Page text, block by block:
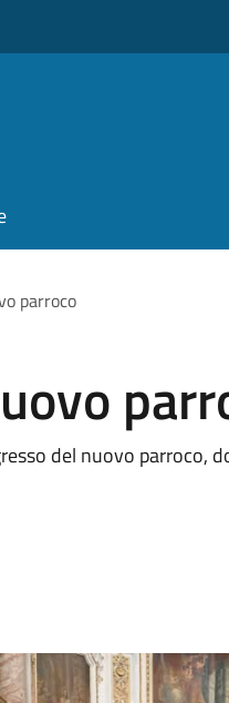
parroco
del nuovo parroco,